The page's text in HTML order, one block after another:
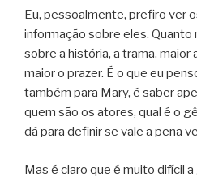
Eu, pessoalmente, prefiro ver
informação sobre eles.
sobre a história, a trama, maior
maior o prazer. É o que eu
também para Mary, é saber
quem são os atores, qual é o
dá para definir se vale a pena
Mas é claro que é muito difícil